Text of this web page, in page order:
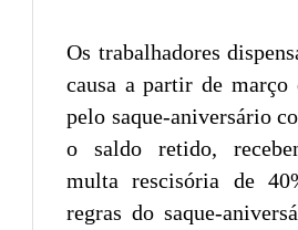
Os trabalhadores
causa a partir de março
pelo saque-aniversário
o saldo retido,
multa rescisória de
regras do saque-